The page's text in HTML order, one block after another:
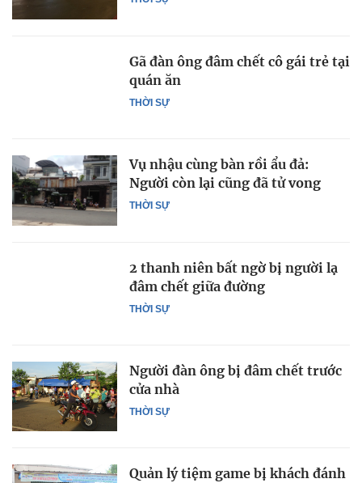
THỜI SỰ
Gã đàn ông đâm chết cô gái trẻ tại
quán ăn
THỜI SỰ
Vụ nhậu cùng bàn rồi ẩu đả:
Người còn lại cũng đã tử vong
THỜI SỰ
2 thanh niên bất ngờ bị người lạ
đâm chết giữa đường
THỜI SỰ
Người đàn ông bị đâm chết trước
cửa nhà
Quản lý tiệm game bị khách đánh